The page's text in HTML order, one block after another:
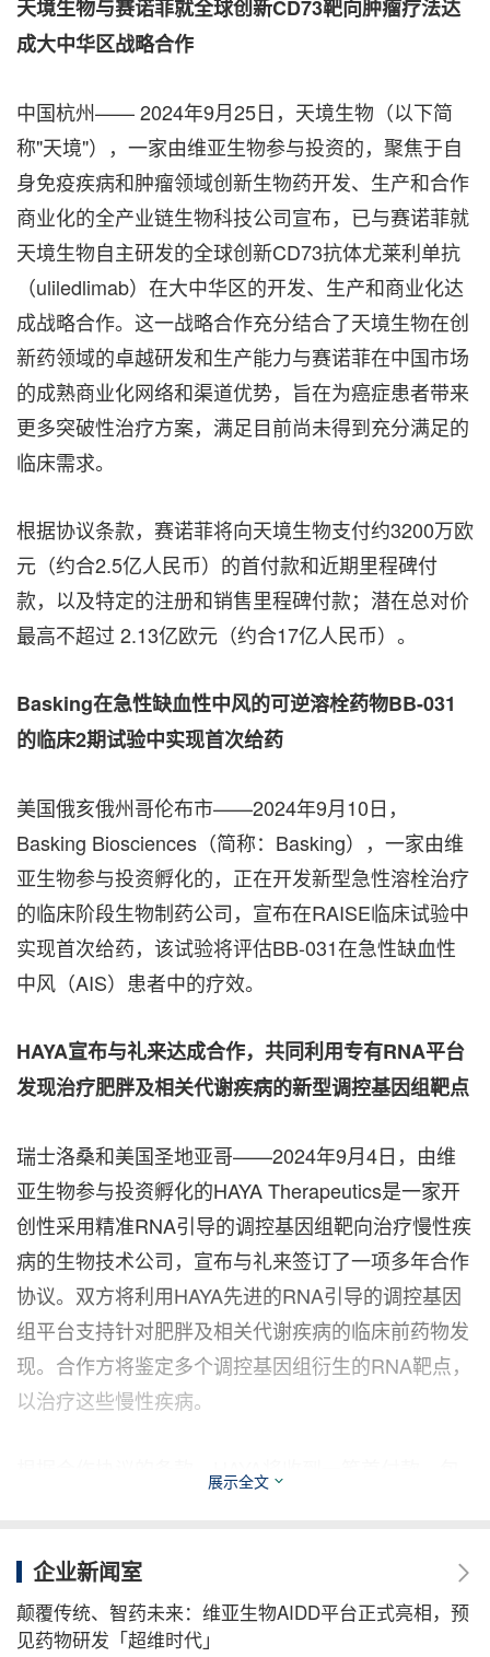
天境生物与赛诺菲就全球创新CD73靶向肿瘤疗法达
成大中华区战略合作
中国杭州—— 2024年9月25日，天境生物（以下简
称"天境"），一家由维亚生物参与投资的，聚焦于自
身免疫疾病和肿瘤领域创新生物药开发、生产和合作
商业化的全产业链生物科技公司宣布，已与赛诺菲就
天境生物自主研发的全球创新CD73抗体尤莱利单抗
（uliledlimab）在大中华区的开发、生产和商业化达
成战略合作。这一战略合作充分结合了天境生物在创
新药领域的卓越研发和生产能力与赛诺菲在中国市场
的成熟商业化网络和渠道优势，旨在为癌症患者带来
更多突破性治疗方案，满足目前尚未得到充分满足的
临床需求。
根据协议条款，赛诺菲将向天境生物支付约3200万欧
元（约合2.5亿人民币）的首付款和近期里程碑付
款，以及特定的注册和销售里程碑付款；潜在总对价
最高不超过 2.13亿欧元（约合17亿人民币）。
Basking在急性缺血性中风的可逆溶栓药物BB-031
的临床2期试验中实现首次给药
美国俄亥俄州哥伦布市——2024年9月10日，
Basking Biosciences（简称：Basking），一家由维
亚生物参与投资孵化的，正在开发新型急性溶栓治疗
的临床阶段生物制药公司，宣布在RAISE临床试验中
实现首次给药，该试验将评估BB-031在急性缺血性
中风（AIS）患者中的疗效。
HAYA宣布与礼来达成合作，共同利用专有RNA平台
发现治疗肥胖及相关代谢疾病的新型调控基因组靶点
瑞士洛桑和美国圣地亚哥——2024年9月4日，由维
亚生物参与投资孵化的HAYA Therapeutics是一家开
创性采用精准RNA引导的调控基因组靶向治疗慢性疾
病的生物技术公司，宣布与礼来签订了一项多年合作
协议。双方将利用HAYA先进的RNA引导的调控基因
组平台支持针对肥胖及相关代谢疾病的临床前药物发
现。合作方将鉴定多个调控基因组衍生的RNA靶点，
以治疗这些慢性疾病。
根据合作协议的条款，HAYA将收到一笔首付款，包
费。
关于Seraxis
展示全文
企业新闻室
颠覆传统、智药未来：维亚生物AIDD平台正式亮相，预
见药物研发「超维时代」